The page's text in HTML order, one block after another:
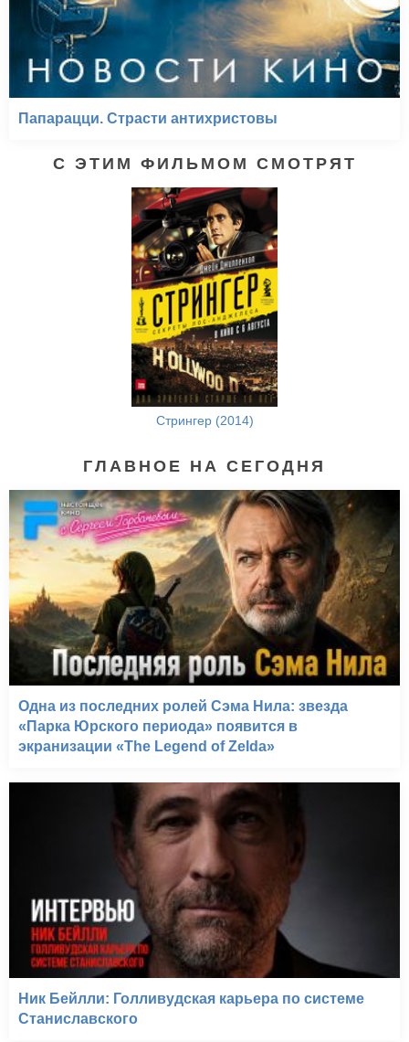
Папарацци. Страсти антихристовы
С ЭТИМ ФИЛЬМОМ СМОТРЯТ
Стрингер (2014)
ГЛАВНОЕ НА СЕГОДНЯ
Одна из последних ролей Сэма Нила: звезда
«Парка Юрского периода» появится в
экранизации «The Legend of Zelda»
Ник Бейлли: Голливудская карьера по системе
Станиславского